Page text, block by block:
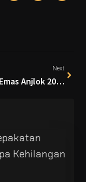
Next
Harga Emas Anjlok 20%, Bitcoin Tunjukkan Ketahanan di Tengah Gejolak Global
Kehilangan